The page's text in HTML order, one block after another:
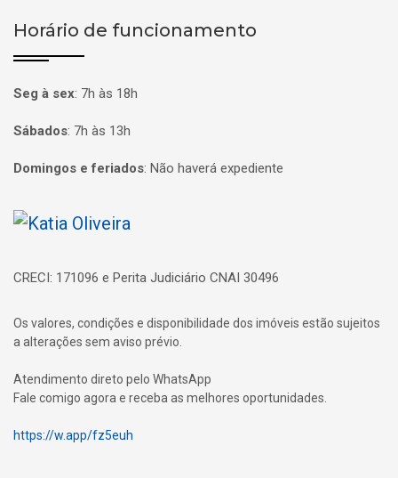
Horário de funcionamento
Seg à sex: 7h às 18h
Sábados: 7h às 13h
Domingos e feriados: Não haverá expediente
Página inicial
CRECI: 171096 e Perita Judiciário CNAI 30496
Os valores, condições e disponibilidade dos imóveis estão sujeitos
a alterações sem aviso prévio.
Atendimento direto pelo WhatsApp
Fale comigo agora e receba as melhores oportunidades.
https://w.app/fz5euh